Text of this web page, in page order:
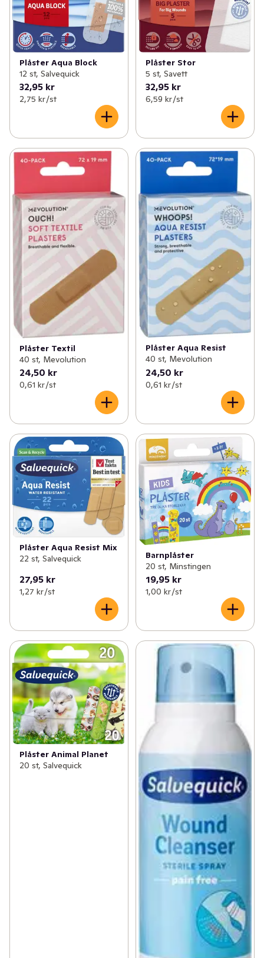
Plåster Aqua Block
12 st, Salvequick
32,95 kr
2,75 kr /st
Plåster Stor
5 st, Savett
32,95 kr
6,59 kr /st
Plåster Textil
40 st, Mevolution
24,50 kr
0,61 kr /st
Plåster Aqua Resist
40 st, Mevolution
24,50 kr
0,61 kr /st
Plåster Aqua Resist Mix
22 st, Salvequick
27,95 kr
1,27 kr /st
Barnplåster
20 st, Minstingen
19,95 kr
1,00 kr /st
Plåster Animal Planet
20 st, Salvequick